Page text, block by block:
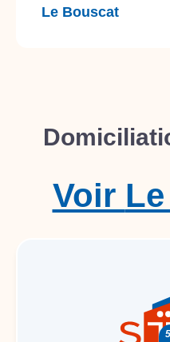
Le Bouscat
Voir